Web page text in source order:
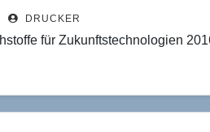
DRUCKER
für Zukunftstechnologien